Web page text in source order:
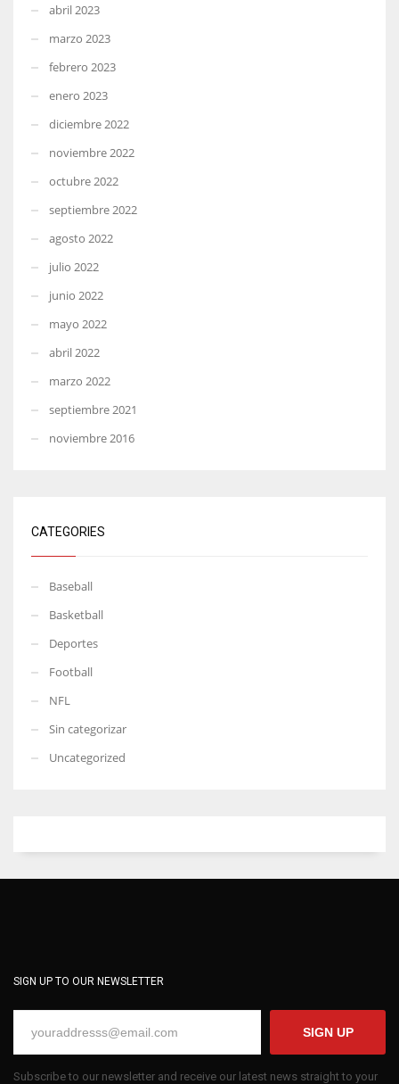
abril 2023
marzo 2023
febrero 2023
enero 2023
diciembre 2022
noviembre 2022
octubre 2022
septiembre 2022
agosto 2022
julio 2022
junio 2022
mayo 2022
abril 2022
marzo 2022
septiembre 2021
noviembre 2016
CATEGORIES
Baseball
Basketball
Deportes
Football
NFL
Sin categorizar
Uncategorized
SIGN UP TO OUR NEWSLETTER
SIGN UP
Subscribe to our newsletter and receive our latest news straight to your